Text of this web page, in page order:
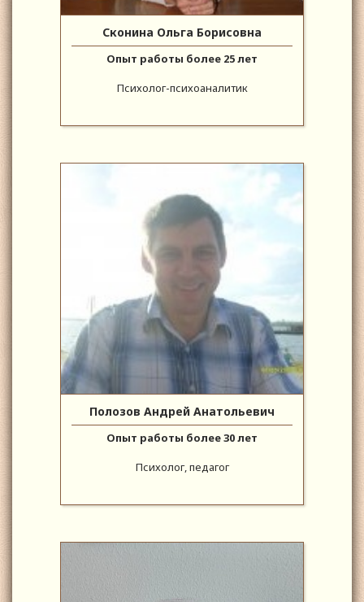
Сконина Ольга Борисовна
Опыт работы более 25 лет
Психолог-психоаналитик
Полозов Андрей Анатольевич
Опыт работы более 30 лет
Психолог, педагог